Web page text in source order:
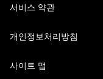
서비스 약관
개인정보처리방침
사이트 맵